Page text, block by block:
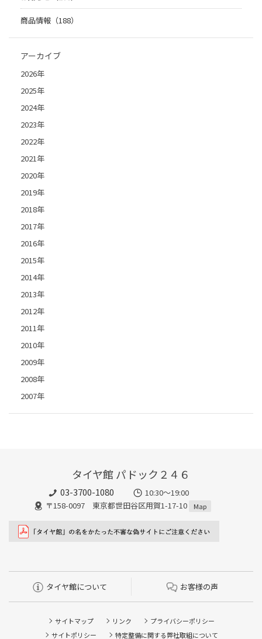
商品情報（188）
アーカイブ
2026年
2025年
2024年
2023年
2022年
2021年
2020年
2019年
2018年
2017年
2016年
2015年
2014年
2013年
2012年
2011年
2010年
2009年
2008年
2007年
タイヤ館 パドック２４６
03-3700-1080
10:30～19:00
〒158-0097 東京都世田谷区用賀1-17-10
Map
タイヤ館について お客様の声
サイトマップ リンク
プライバシーポリシー
サイトポリシー
特定整備に関する弊社取組について